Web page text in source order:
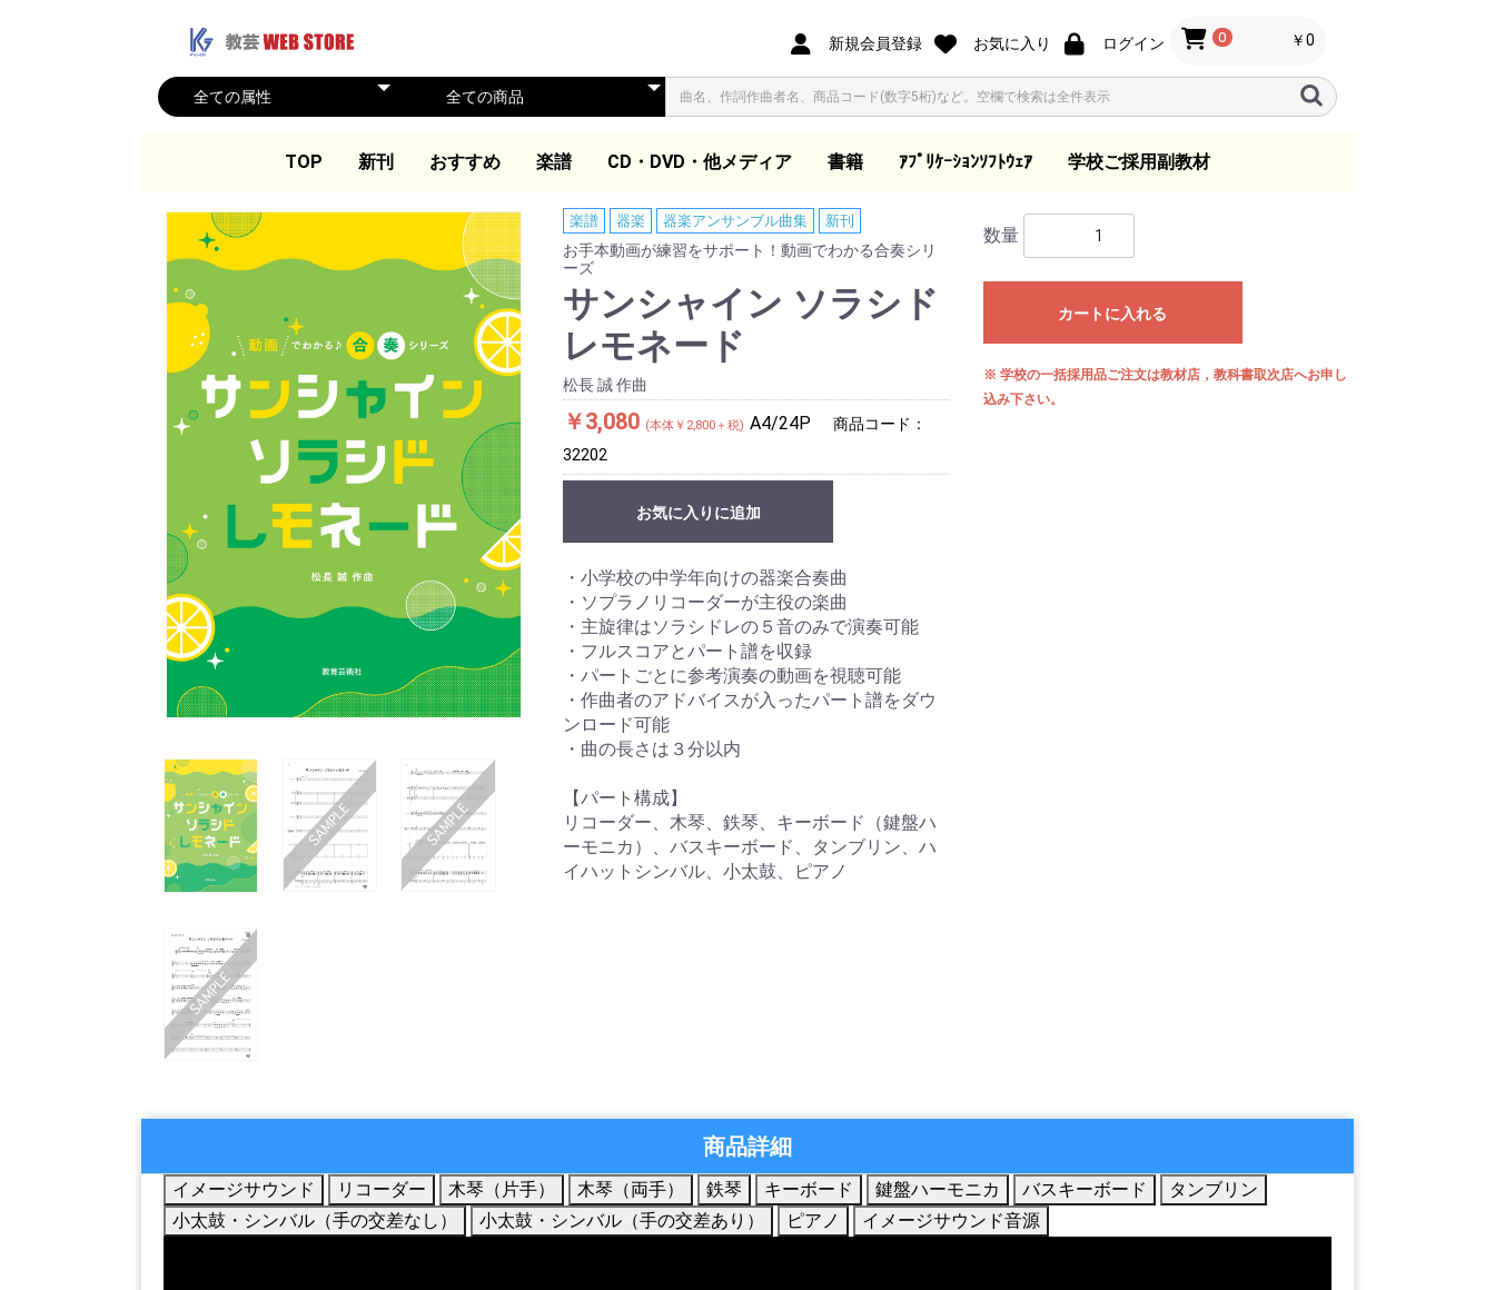
新規会員登録 お気に入り ログイン 0 ￥0
TOP 新刊 おすすめ 楽譜
オリジナル合唱ピース 同声合唱
混声合唱
女声合唱
合唱ピース 同声合唱
混声合唱
女声合唱
ア カペラ
合唱曲集 同声合唱
混声合唱
女声合唱
同声・女声合唱
混声・女声合唱
男声合唱
作曲家作品集
合唱劇・組曲
組曲
歌集・伴奏集 歌集
伴奏集
歌曲集・作品集
歌曲集
声楽教本 教本
独唱
ピアノ教本・曲集
器楽
木管・金管・打楽器ア
ンサンブル
器楽アンサンブル曲集
吹奏楽
管弦楽スコア
教本
合唱曲を吹奏楽で演奏
合唱曲を吹奏楽で演奏
(フルスコアのみ)
独奏
ダウンロード楽譜
（@ELISE）
大学教本 ピアノ教本
声楽教本
CD・DVD・他メディア
教芸発行歌集・曲集準
拠CD
合唱パート練習用CD
映像ソフト DVD/BD
他
視聴覚教材
参考教材
ダウンロード商品(外
部サイト)
書籍
音楽史・鑑賞・通論
指導資料 指導要領
音楽教育
歌唱・合唱・バンド指
総合学習
日本の音楽
一般
指導資料
大学教本 教育法
器楽 教本
ワークブック・五線ノ
ート
電子書籍
ｱﾌﾟﾘｹｰｼｮﾝｿﾌﾄｳｪｱ
.ktkファイル
学校ご採用副教材
小学校
中学校
高等学校
楽譜 器楽 器楽アンサンブル曲集 新刊
お手本動画が練習をサポート！動画でわかる合奏シリ
ーズ
サンシャイン ソラシド
レモネード
松長 誠 作曲
￥3,080 (本体￥2,800＋税) A4/24P
商品コード：
32202
お気に入りに追加
・小学校の中学年向けの器楽合奏曲
・ソプラノリコーダーが主役の楽曲
・主旋律はソラシドレの５音のみで演奏可能
・フルスコアとパート譜を収録
・パートごとに参考演奏の動画を視聴可能
・作曲者のアドバイスが入ったパート譜をダウ
ンロード可能
・曲の長さは３分以内
【パート構成】
リコーダー、木琴、鉄琴、キーボード（鍵盤ハ
ーモニカ）、バスキーボード、タンブリン、ハ
イハットシンバル、小太鼓、ピアノ
数量
カートに入れる
※ 学校の一括採用品ご注文は教材店，教科書取次店へお申し
込み下さい。
商品詳細
イメージサウンド リコーダー 木琴（片手） 木琴（両手） 鉄琴 キーボード 鍵盤ハーモニカ バスキーボード
タンブリン
小太鼓・シンバル（手の交差なし）
小太鼓・シンバル（手の交差あり） ピアノ イメージサウンド音源